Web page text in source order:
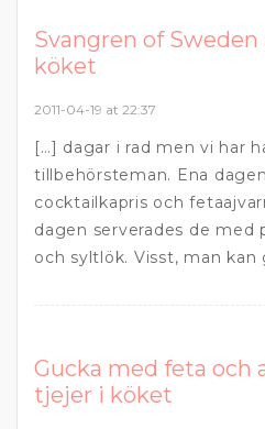
Svangren of Sweden
köket
2011-04-19 at 22:37
[…] dagar i rad men vi har
tillbehörsteman. Ena
cocktailkapris och
dagen serverades de med
och syltlök. Visst, man kan
Gucka med feta och
tjejer i köket